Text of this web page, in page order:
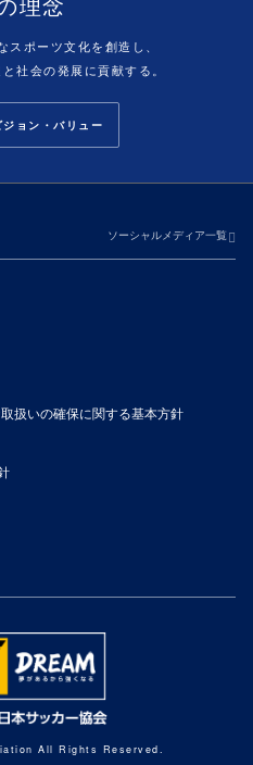
ポーツ文化を創造し、
社会の発展に貢献する。
ョン・バリュー
ソーシャルメディア一覧
扱いの確保に関する基本方針
All Rights Reserved.